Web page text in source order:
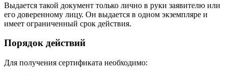
Выдается такой документ только лично в руки заявителю или
его доверенному лицу. Он выдается в одном экземпляре и
имеет ограниченный срок действия.
Порядок действий
Для получения сертификата необходимо: